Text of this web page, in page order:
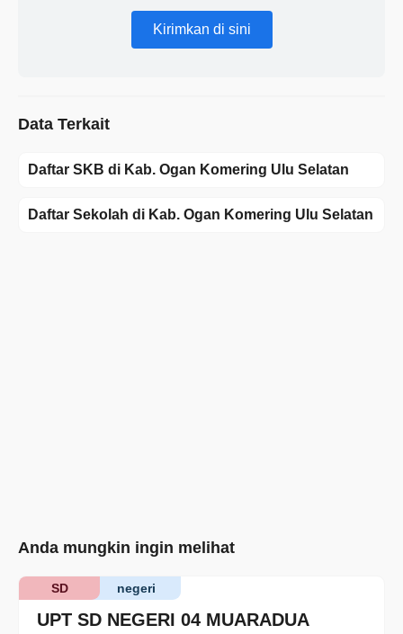
Kirimkan di sini
Data Terkait
Daftar SKB di Kab. Ogan Komering Ulu Selatan
Daftar Sekolah di Kab. Ogan Komering Ulu Selatan
Anda mungkin ingin melihat
UPT SD NEGERI 04 MUARADUA
negeri
SD